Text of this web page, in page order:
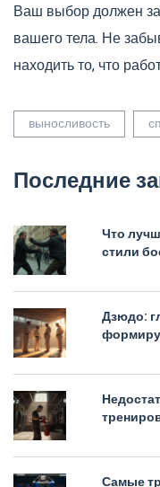
Ваш выбор должен
вашего тела. Не
находить то, что
выносливость
Последние
Что
стили
Дзюдо:
Самые